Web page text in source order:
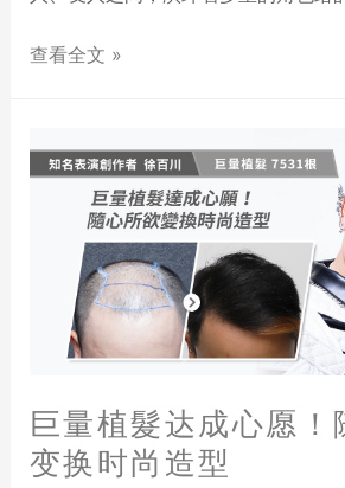
查看全文 »
巨量植髮达成心愿！
变换时尚造型